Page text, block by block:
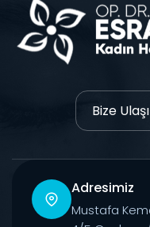
Bize
Adresimiz
Mustafa